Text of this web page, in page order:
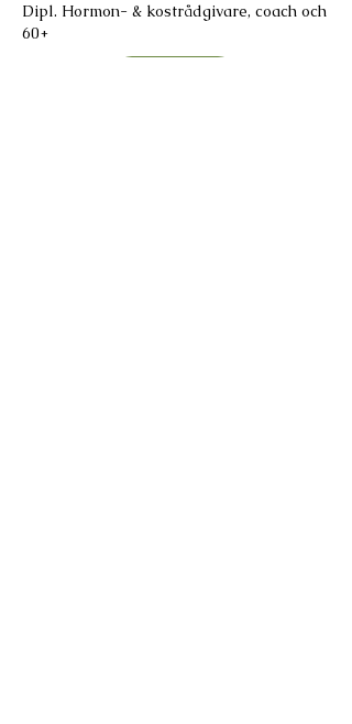
Dipl. Hormon- & kostrådgivare, coach och
60+